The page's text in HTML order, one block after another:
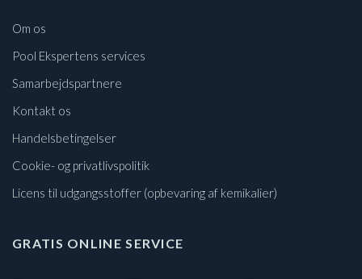
Om os
Pool Ekspertens services
Samarbejdspartnere
Kontakt os
Handelsbetingelser
Cookie- og privatlivspolitik
Licens til udgangsstoffer (opbevaring af kemikalier)
GRATIS ONLINE SERVICE